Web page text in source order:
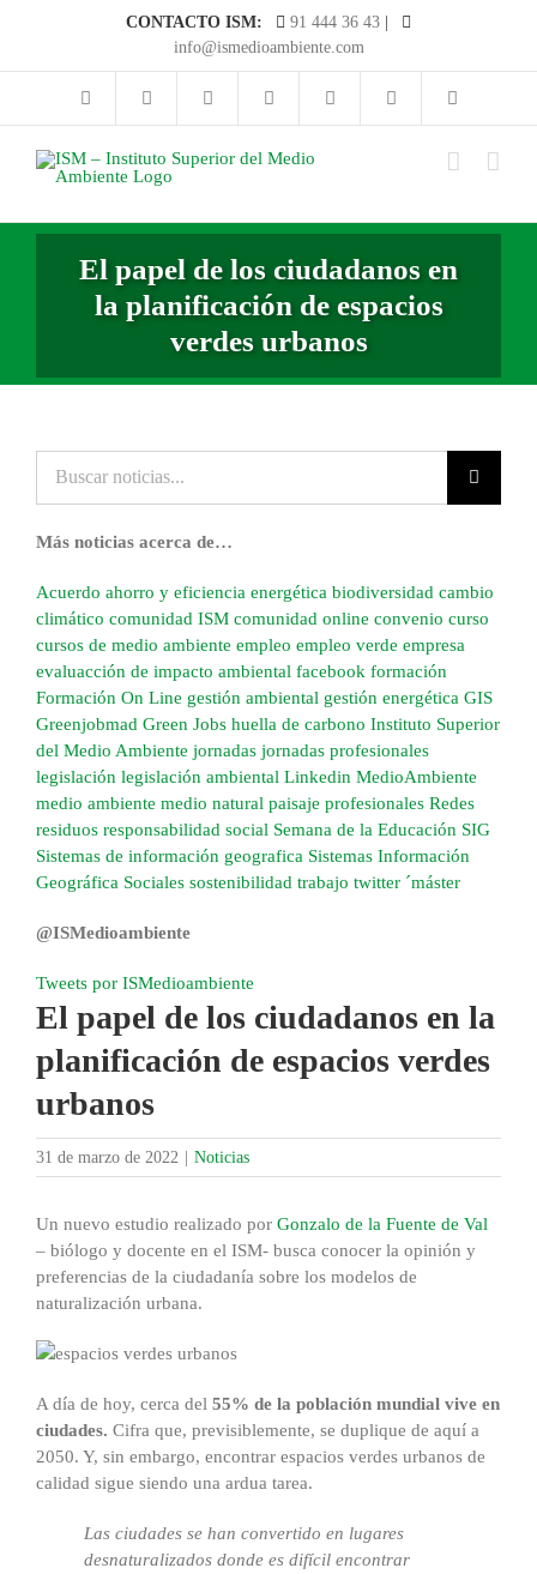
CONTACTO ISM: 91 444 36 43
info@ismedioambiente.com
El papel de los ciudadanos en
la planificación de espacios
verdes urbanos
El papel de los ciudadanos en la
planificación de espacios verdes
urbanos
31 de marzo de 2022 | Noticias
Un nuevo estudio realizado por Gonzalo de la Fuente de Val
– biólogo y docente en el ISM- busca conocer la opinión y
preferencias de la ciudadanía sobre los modelos de
naturalización urbana.
A día de hoy, cerca del 55% de la población mundial vive en
ciudades. Cifra que, previsiblemente, se duplique de aquí a
2050. Y, sin embargo, encontrar espacios verdes urbanos de
calidad sigue siendo una ardua tarea.
Las ciudades se han convertido en lugares
desnaturalizados donde es difícil encontrar
noticias...
Más noticias acerca de…
Acuerdo ahorro y eficiencia energética biodiversidad cambio
climático comunidad ISM comunidad online convenio curso
cursos de medio ambiente empleo empleo verde empresa
evaluacción de impacto ambiental facebook formación
Formación On Line gestión ambiental gestión energética GIS
Greenjobmad Green Jobs huella de carbono Instituto Superior
del Medio Ambiente jornadas jornadas profesionales
legislación legislación ambiental Linkedin MedioAmbiente
medio ambiente medio natural paisaje profesionales Redes
residuos responsabilidad social Semana de la Educación SIG
Sistemas de información geografica Sistemas Información
Geográfica Sociales sostenibilidad trabajo twitter ´máster
@ISMedioambiente
Tweets por ISMedioambiente